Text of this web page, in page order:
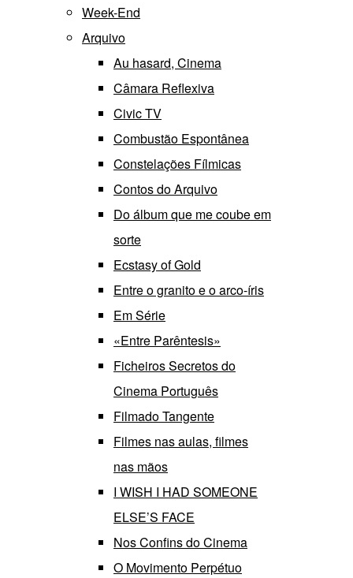
Week-End
Arquivo
Au hasard, Cinema
Câmara Reflexiva
Civic TV
Combustão Espontânea
Constelações Fílmicas
Contos do Arquivo
Do álbum que me coube em
sorte
Ecstasy of Gold
Entre o granito e o arco-íris
Em Série
«Entre Parêntesis»
Ficheiros Secretos do
Cinema Português
Filmado Tangente
Filmes nas aulas, filmes
nas mãos
I WISH I HAD SOMEONE
ELSE’S FACE
Nos Confins do Cinema
O Movimento Perpétuo